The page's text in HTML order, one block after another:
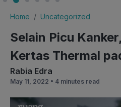
Home Uncategorized
Selain Picu
Kertas Thermal
Rabia Edra
May 11, 2022 • 4 minutes read